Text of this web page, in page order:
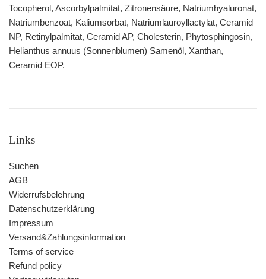
Tocopherol, Ascorbylpalmitat, Zitronensäure, Natriumhyaluronat,
Natriumbenzoat, Kaliumsorbat, Natriumlauroyllactylat, Ceramid
NP, Retinylpalmitat, Ceramid AP, Cholesterin, Phytosphingosin,
Helianthus annuus (Sonnenblumen) Samenöl, Xanthan,
Ceramid EOP.
Links
Suchen
AGB
Widerrufsbelehrung
Datenschutzerklärung
Impressum
Versand&Zahlungsinformation
Terms of service
Refund policy